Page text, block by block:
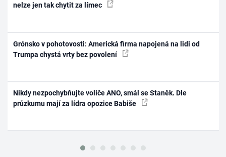
nelze jen tak chytit za límec
Grónsko v pohotovosti: Americká firma napojená na lidi od
Trumpa chystá vrty bez povolení
Nikdy nezpochybňujte voliče ANO, smál se Staněk. Dle
průzkumu mají za lídra opozice Babiše